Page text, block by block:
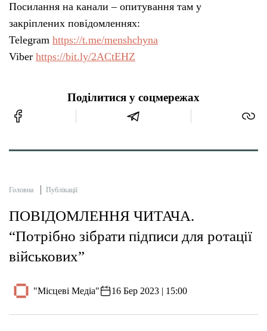
Посилання на канали – опитування там у
закріплених повідомленнях:
Telegram https://t.me/menshchyna
Viber https://bit.ly/2ACtEHZ
Поділитися у соцмережах
Головна Публікації
ПОВІДОМЛЕННЯ ЧИТАЧА.
“Потрібно зібрати підписи для ротації
військових”
"Місцеві Медіа" 16 Бер 2023 | 15:00